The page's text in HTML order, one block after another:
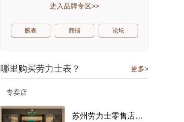
进入品牌专区>>
腕表 商铺 论坛
哪里购买劳力士表？ 更多>
专卖店
苏州劳力士零售店（周生生-美罗观前店）